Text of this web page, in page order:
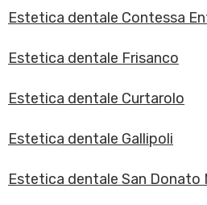
Estetica dentale Contessa
Estetica dentale Frisanco
Estetica dentale Curtarolo
Estetica dentale Gallipoli
Estetica dentale San Donato